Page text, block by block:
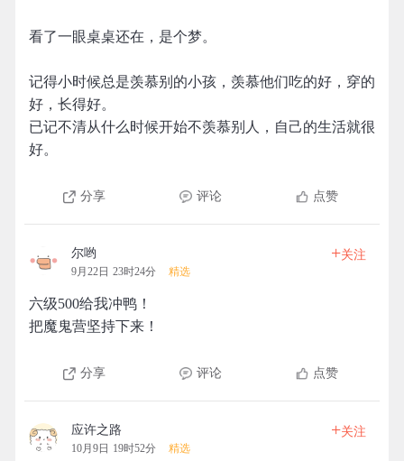
看了一眼桌桌还在，是个梦。
记得小时候总是羡慕别的小孩，羡慕他们吃的好，穿的
好，长得好。
已记不清从什么时候开始不羡慕别人，自己的生活就很
好。
分享 评论 点赞
尔哟
9月22日 23时24分 精选
+关注
六级500给我冲鸭！
把魔鬼营坚持下来！
分享 评论 点赞
应许之路
10月9日 19时52分 精选
+关注